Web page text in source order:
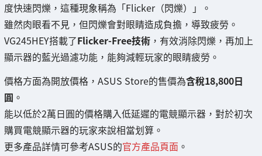
度快速閃爍，這種現象稱為「Flicker（閃爍）」。
雖然肉眼看不見，但閃爍會對眼睛造成負擔，導致疲勞。
VG245HEY搭載了Flicker-Free技術 ，有效消除閃爍，再加上
顯示器的藍光過濾功能，能夠減輕玩家的眼睛疲勞。
價格方面為開放價格，ASUS Store的售價為含稅18,800日
圓 。
能以低於2萬日圓的價格購入低延遲的電競顯示器，對於初次
購買電競顯示器的玩家來說相當划算。
更多產品詳情可參考ASUS的官方產品頁面 。